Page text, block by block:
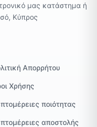
μας κατάστημα ή
Κύπρος
Απορρήτου
Χρήσης
ποιότητας
αποστολής